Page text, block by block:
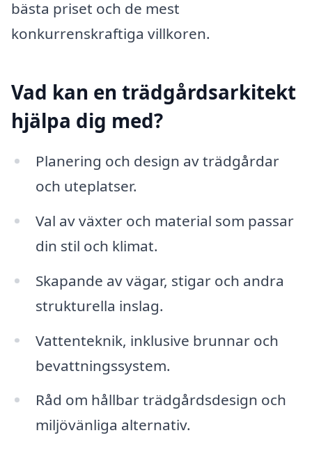
bästa priset och de mest
konkurrenskraftiga villkoren.
Vad kan en trädgårdsarkitekt
hjälpa dig med?
Planering och design av trädgårdar
och uteplatser.
Val av växter och material som passar
din stil och klimat.
Skapande av vägar, stigar och andra
strukturella inslag.
Vattenteknik, inklusive brunnar och
bevattningssystem.
Råd om hållbar trädgårdsdesign och
miljövänliga alternativ.